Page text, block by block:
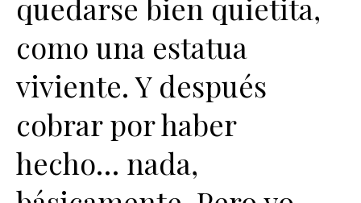
quedarse bien quietita,
como una estatua
viviente. Y después
cobrar por haber
hecho… nada,